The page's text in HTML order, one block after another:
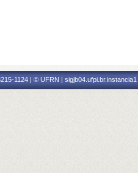
1124 | © UFRN | sigjb04.ufpi.br.instancia1